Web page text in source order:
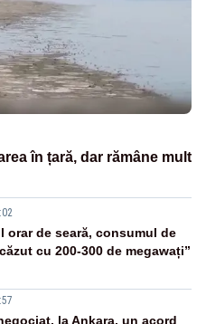
în țară, dar rămâne mult
orar de seară, consumul de
cu 200-300 de megawați”
la Ankara, un acord